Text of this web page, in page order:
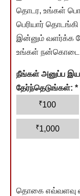
தொடர, உங்கள்
பெரியார்
இன்னும் வளர்க்க
உங்கள் நன்கொடை
நீங்கள் அனுப்ப
தேர்ந்தெடுங்கள்: *
₹100
₹1,000
தொகை எவ்வளவு